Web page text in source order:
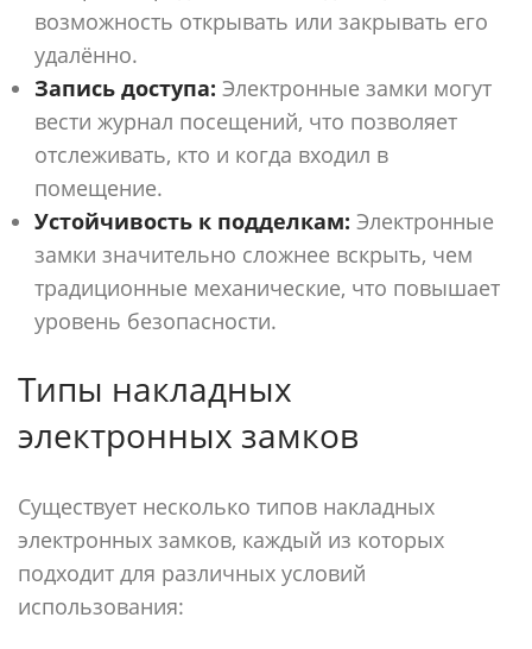
возможность открывать или закрывать его
удалённо.
Запись доступа: Электронные замки могут
вести журнал посещений, что позволяет
отслеживать, кто и когда входил в
помещение.
Устойчивость к подделкам: Электронные
замки значительно сложнее вскрыть, чем
традиционные механические, что повышает
уровень безопасности.
Типы накладных
электронных замков
Существует несколько типов накладных
электронных замков, каждый из которых
подходит для различных условий
использования: